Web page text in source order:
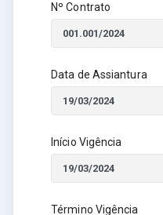
Nº Contrato
Data de Assiantura
Início Vigência
Término Vigência